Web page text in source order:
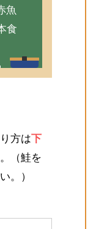
魚
食
方は下
（鮭を
。）